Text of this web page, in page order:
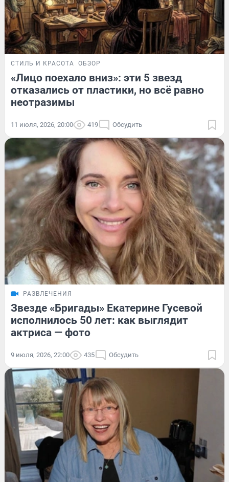
СТИЛЬ И КРАСОТА ОБЗОР
«Лицо поехало вниз»: эти 5 звезд
отказались от пластики, но всё равно
неотразимы
11 июля, 2026, 20:00 419 Обсудить
РАЗВЛЕЧЕНИЯ
Звезде «Бригады» Екатерине Гусевой
исполнилось 50 лет: как выглядит
актриса — фото
9 июля, 2026, 22:00 435 Обсудить